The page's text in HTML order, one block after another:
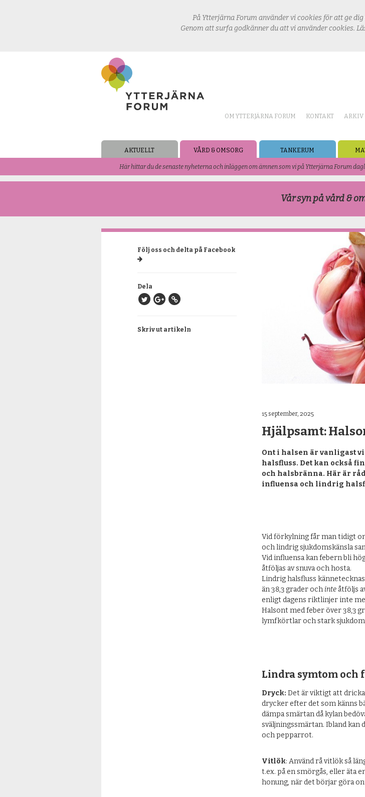
På Ytterjärna Forum använder vi cookies för att ge
Genom att surfa godkänner du att vi använder cookies.
OM YTTERJÄRNA FORUM KONTAKT ARKIV
AKTUELLT VÅRD & OMSORG TANKERUM
Här hittar du de senaste nyheterna och inläggen om ämnen som vi på Ytterjärna Forum
Vår syn på vård &
15 september, 2025
Hjälpsamt:
Ont i halsen är vanligast
halsfluss. Det kan också
och halsbränna. Här är
influensa och lindrig
Vid förkylning får man tidigt
och lindrig sjukdomskänsla
Vid influensa kan febern bli
åtföljas av snuva och hosta.
Lindrig halsfluss
än 38,3grader och inte åtföljs
enligt dagens riktlinjer inte
Halsont med feber över 38,3
lymfkörtlar och stark
Lindra symtom och
Dryck: Det är viktigt att
drycker efter det som känns
dämpa smärtan då kylan
sväljningssmärtan. Ibland kan
och pepparrot.
Vitlök: Använd rå vitlök så
t.ex. på en smörgås, eller äta
honung, när det börjar göra
Följ oss och delta på Facebook
Dela
Skriv ut artikeln